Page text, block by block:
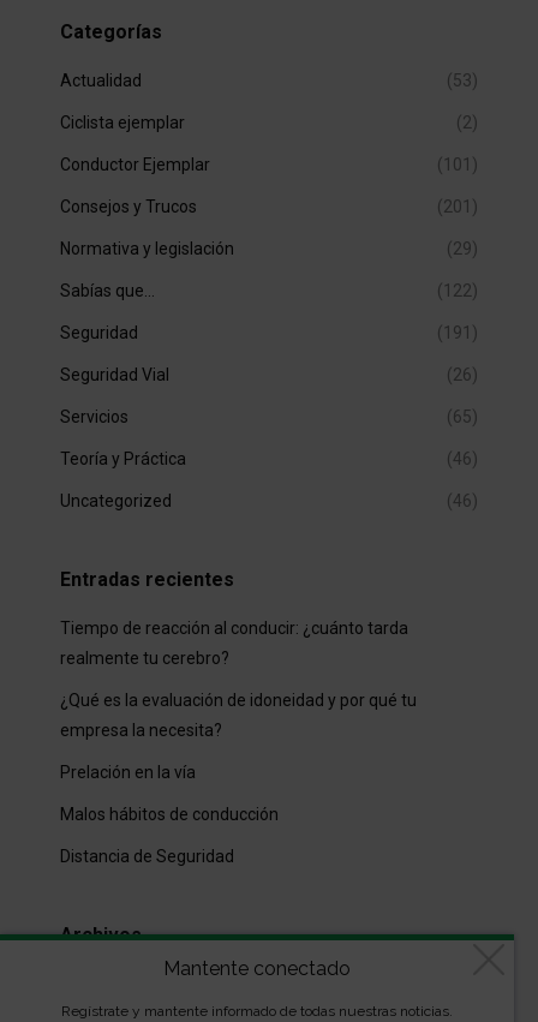
Categorías
Actualidad (53)
Ciclista ejemplar (2)
Conductor Ejemplar (101)
Consejos y Trucos (201)
Normativa y legislación (29)
Sabías que… (122)
Seguridad (191)
Seguridad Vial (26)
Servicios (65)
Teoría y Práctica (46)
Uncategorized (46)
Entradas recientes
Tiempo de reacción al conducir: ¿cuánto tarda
realmente tu cerebro?
¿Qué es la evaluación de idoneidad y por qué tu
empresa la necesita?
Prelación en la vía
Malos hábitos de conducción
Distancia de Seguridad
Archivos
Mantente conectado
Regístrate y mantente informado de todas nuestras noticias.